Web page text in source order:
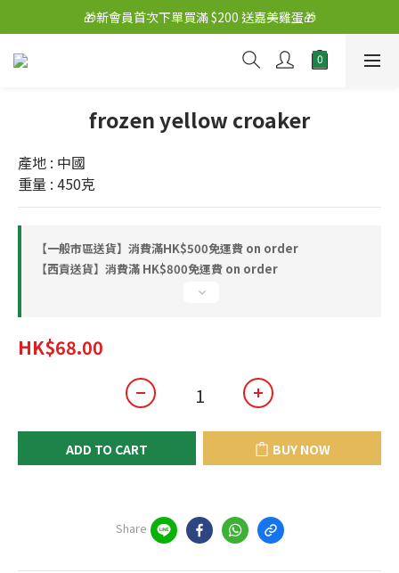
🎁新會員首次下單買滿 $200 送嘉美雞蛋🎁
frozen yellow croaker
產地 : 中國
重量 : 450克
【一般市區送貨】消費滿HK$500免運費 on order
【西貢送貨】消費滿 HK$800免運費 on order
HK$68.00
ADD TO CART BUY NOW
Share